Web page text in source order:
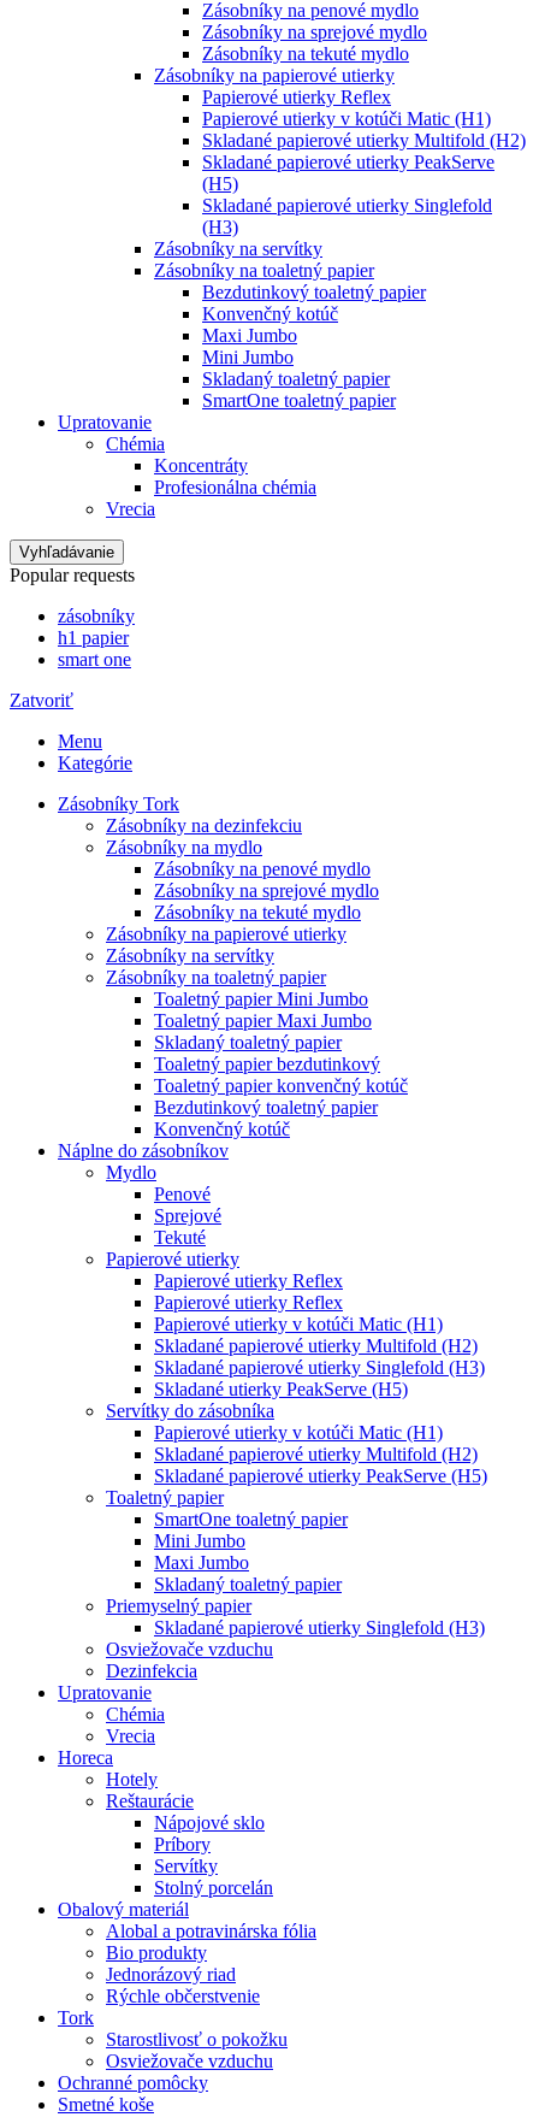
Zásobníky na penové mydlo
Zásobníky na sprejové mydlo
Zásobníky na tekuté mydlo
Zásobníky na papierové utierky
Papierové utierky Reflex
Papierové utierky v kotúči Matic (H1)
Skladané papierové utierky Multifold (H2)
Skladané papierové utierky PeakServe
(H5)
Skladané papierové utierky Singlefold
(H3)
Zásobníky na servítky
Zásobníky na toaletný papier
Bezdutinkový toaletný papier
Konvenčný kotúč
Maxi Jumbo
Mini Jumbo
Skladaný toaletný papier
SmartOne toaletný papier
Upratovanie
Chémia
Koncentráty
Profesionálna chémia
Vrecia
Vyhľadávanie
Popular requests
zásobníky
h1 papier
smart one
Zatvoriť
Menu
Kategórie
Zásobníky Tork
Zásobníky na dezinfekciu
Zásobníky na mydlo
Zásobníky na penové mydlo
Zásobníky na sprejové mydlo
Zásobníky na tekuté mydlo
Zásobníky na papierové utierky
Zásobníky na servítky
Zásobníky na toaletný papier
Toaletný papier Mini Jumbo
Toaletný papier Maxi Jumbo
Skladaný toaletný papier
Toaletný papier bezdutinkový
Toaletný papier konvenčný kotúč
Bezdutinkový toaletný papier
Konvenčný kotúč
Náplne do zásobníkov
Mydlo
Penové
Sprejové
Tekuté
Papierové utierky
Papierové utierky Reflex
Papierové utierky Reflex
Papierové utierky v kotúči Matic (H1)
Skladané papierové utierky Multifold (H2)
Skladané papierové utierky Singlefold (H3)
Skladané utierky PeakServe (H5)
Servítky do zásobníka
Papierové utierky v kotúči Matic (H1)
Skladané papierové utierky Multifold (H2)
Skladané papierové utierky PeakServe (H5)
Toaletný papier
SmartOne toaletný papier
Mini Jumbo
Maxi Jumbo
Skladaný toaletný papier
Priemyselný papier
Skladané papierové utierky Singlefold (H3)
Osviežovače vzduchu
Dezinfekcia
Upratovanie
Chémia
Vrecia
Horeca
Hotely
Reštaurácie
Nápojové sklo
Príbory
Servítky
Stolný porcelán
Obalový materiál
Alobal a potravinárska fólia
Bio produkty
Jednorázový riad
Rýchle občerstvenie
Tork
Starostlivosť o pokožku
Osviežovače vzduchu
Ochranné pomôcky
Smetné koše